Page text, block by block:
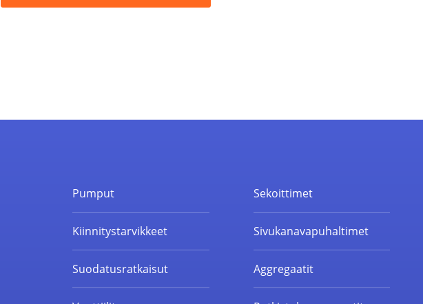
Pumput
Kiinnitystarvikkeet
Suodatusratkaisut
Sekoittimet
Sivukanavapuhaltimet
Aggregaatit